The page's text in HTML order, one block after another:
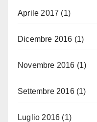
Aprile 2017 (1)
Dicembre 2016 (1)
Novembre 2016 (1)
Settembre 2016(1)
Luglio 2016 (1)